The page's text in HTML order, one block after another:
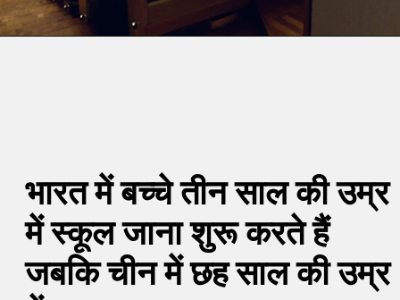
भारत में बच्चे तीन साल की उम्र
में स्कूल जाना शुरू करते हैं
जबकि चीन में छह साल की उम्र